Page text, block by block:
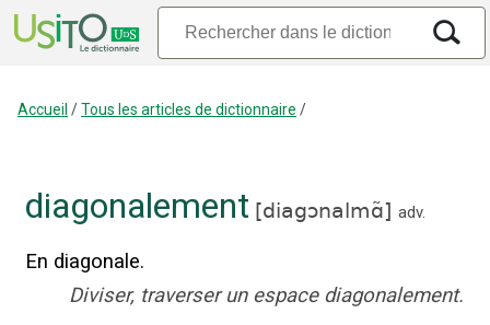
Accueil /Tous les articles de dictionnaire /
diagonalement [diagɔnalmɑ̃] adv.
En diagonale.
Diviser, traverser un espace diagonalement.